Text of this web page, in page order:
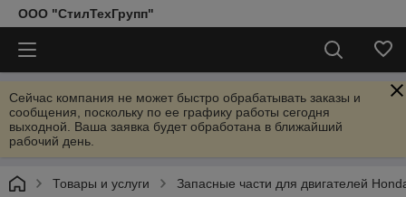
ООО "СтилТехГрупп"
Сейчас компания не может быстро обрабатывать заказы и
сообщения, поскольку по ее графику работы сегодня
выходной. Ваша заявка будет обработана в ближайший
рабочий день.
Товары и услуги Запасные части для двигателей